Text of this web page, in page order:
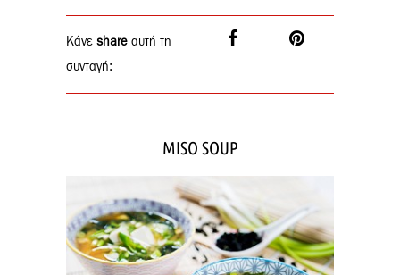
Κάνε share αυτή τη
συνταγή:
MISO SOUP